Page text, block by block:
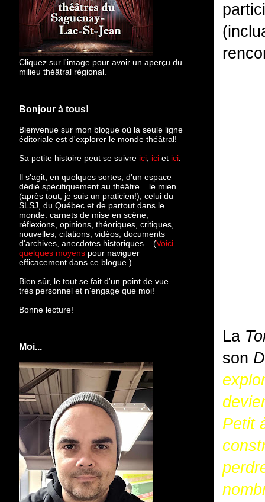
La
son
Petit
Cliquez sur l'image pour avoir un aperçu du
milieu théâtral régional.
Bonjour à tous!
Bienvenue sur mon blogue où la seule ligne
éditoriale est d'explorer le monde théâtral!
Sa petite histoire peut se suivre ici ici et ici
Il s'agit, en quelques sortes, d'un espace
dédié spécifiquement au théâtre... le mien
(après tout, je suis un praticien!), celui du
SLSJ, du Québec et de partout dans le
monde: carnets de mise en scène,
réflexions, opinions, théoriques, critiques,
nouvelles, citations, vidéos, documents
d'archives, anecdotes historiques... (Voici
quelques moyens pour naviguer
efficacement dans ce blogue.)
Bien sûr, le tout se fait d'un point de vue
très personnel et n'engage que moi!
Bonne lecture!
Moi...